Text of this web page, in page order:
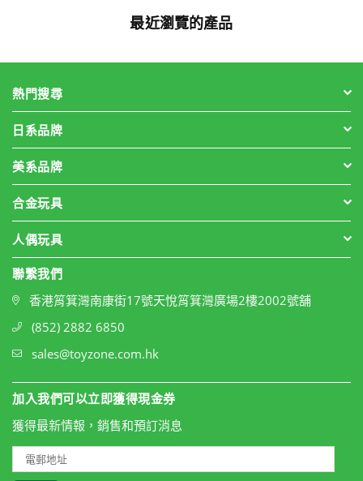
最近瀏覽的產品
熱門搜尋
日系品牌
美系品牌
合金玩具
人偶玩具
聯繫我們
香港筲箕灣南康街17號天悅筲箕灣廣場2樓2002號舖
(852) 2882 6850
sales@toyzone.com.hk
加入我們可以立即獲得現金券
獲得最新情報，銷售和預訂消息